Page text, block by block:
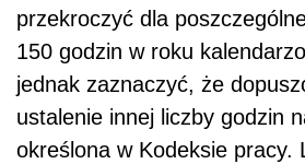
przekroczyć dla
150 godzin w roku
jednak zaznaczyć, że
ustalenie innej liczby godzin
określona w Kodeksie pracy.